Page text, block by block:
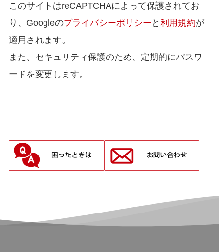
このサイトはreCAPTCHAによって保護されてお
り、Googleのプライバシーポリシー と 利用規約が
適用されます。
また、セキュリティ保護のため、定期的にパスワ
ードを変更します。